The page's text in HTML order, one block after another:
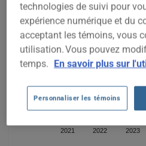
2021 2022 2023
800$
1 200$
technologies de suivi pour
expérience numérique et du
acceptant les témoins, vous
utilisation. Vous pouvez
temps. En savoir plus sur
Personnaliser les témoins